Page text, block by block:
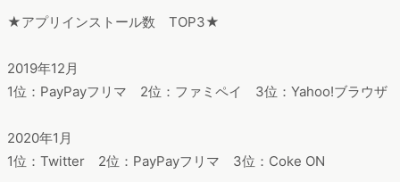
★アプリインストール数 TOP3★
2019年12月
1位：PayPayフリマ 2位：ファミペイ 3位：Yahoo!ブラウザ
2020年1月
1位：Twitter 2位：PayPayフリマ 3位：Coke ON